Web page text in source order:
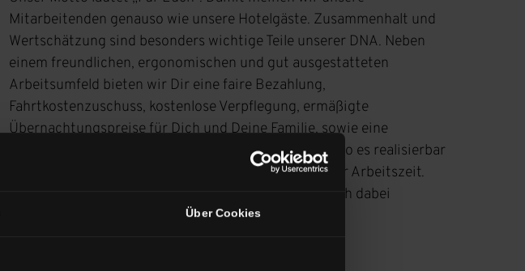
Über Cookies
Mitarbeitenden genauso wie unsere Hotelgäste. Zusammenhalt und
Wertschätzung sind besonders wichtige Teile unserer DNA. Neben
einem freundlichen, ergonomischen und gut ausgestatteten
Arbeitsumfeld bieten wir Dir eine faire Bezahlung,
Fahrtkostenzuschuss, kostenlose Verpflegung, ermäßigte
Übernachtungspreise für Dich und Deine Familie, sowie eine
umfangreiche private Krankenzusatzversicherung. Wo es realisierbar
ist, ermöglichen wir Dir eine flexible Einteilung Deiner Arbeitszeit.
Wenn Du Dich weiterbilden möchtest, können wir Dich dabei